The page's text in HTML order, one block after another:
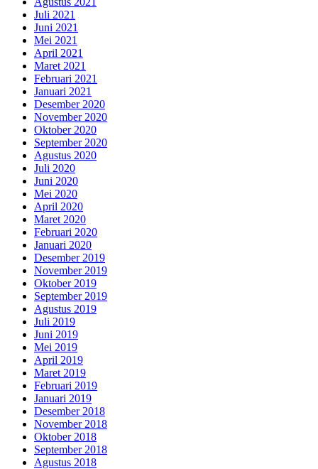
Juli 2021
Juni 2021
Mei 2021
April 2021
Maret 2021
Februari 2021
Januari 2021
Desember 2020
November 2020
Oktober 2020
September 2020
Agustus 2020
Juli 2020
Juni 2020
Mei 2020
April 2020
Maret 2020
Februari 2020
Januari 2020
Desember 2019
November 2019
Oktober 2019
September 2019
Agustus 2019
Juli 2019
Juni 2019
Mei 2019
April 2019
Maret 2019
Februari 2019
Januari 2019
Desember 2018
November 2018
Oktober 2018
September 2018
Agustus 2018